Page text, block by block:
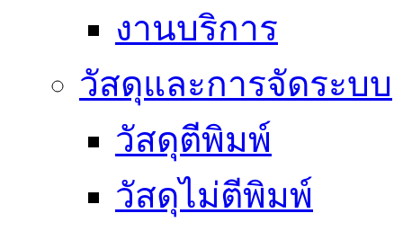
งานบริการ
วัสดุและการจัดระบบ
วัสดุตีพิมพ์
วัสดุไม่ตีพิมพ์